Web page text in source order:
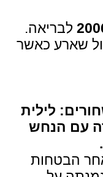
לבריאה.
שארע כאשר
לילית
עם הנחש
הבטחות